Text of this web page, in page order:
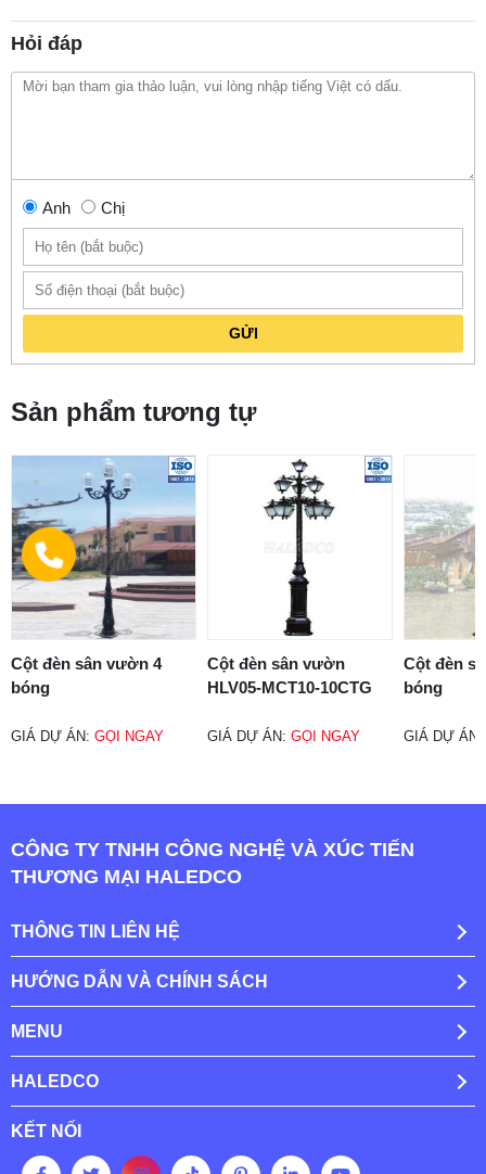
Hỏi đáp
Anh Chị
GỬI
Sản phẩm tương tự
Cột đèn sân vườn 4
bóng
GIÁ DỰ ÁN: GỌI NGAY
Cột đèn sân vườn
HLV05-MCT10-10CTG
GIÁ DỰ ÁN:GỌI NGAY
Cột đèn
bóng
GIÁ DỰ
CÔNG TY TNHH CÔNG NGHỆ VÀ XÚC TIẾN
THƯƠNG MẠI HALEDCO
THÔNG TIN LIÊN HỆ
HƯỚNG DẪN VÀ CHÍNH SÁCH
MENU
HALEDCO
KẾT NỐI